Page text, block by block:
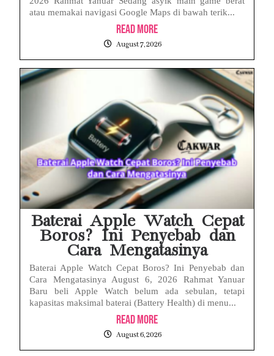
atau memakai navigasi Google Maps di bawah terik...
Read More
August 7, 2026
Baterai Apple Watch Cepat
Boros? Ini Penyebab dan
Cara Mengatasinya
Baterai Apple Watch Cepat Boros? Ini Penyebab dan
Cara Mengatasinya August 6, 2026 Rahmat Yanuar
Baru beli Apple Watch belum ada sebulan, tetapi
kapasitas maksimal baterai (Battery Health) di menu...
Read More
August 6, 2026